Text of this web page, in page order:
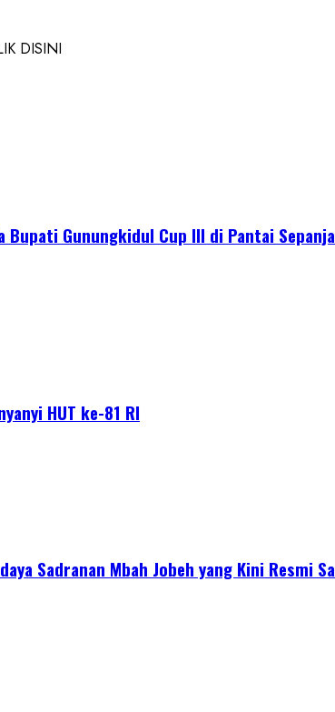
DISINI
Gunungkidul Cup III di Pantai
HUT ke-81 RI
Sadranan Mbah Jobeh yang Kini Resmi